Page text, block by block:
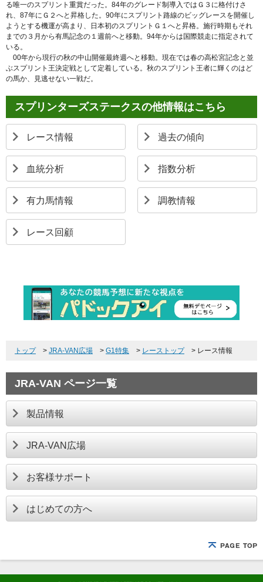
る唯一のスプリント重賞だった。84年のグレード制導入ではＧ３に格付けさ
れ、87年にＧ２へと昇格した。90年にスプリント路線のビッグレースを開催し
ようとする機運が高まり、日本初のスプリントＧ１へと昇格。施行時期もそれ
までの３月から有馬記念の１週前へと移動。94年からは国際競走に指定されて
いる。
00年から現行の秋の中山開催最終週へと移動。現在では春の高松宮記念と並
ぶスプリント王決定戦として定着している。秋のスプリント王者に輝くのはど
の馬か、見逃せない一戦だ。
スプリンターズステークスの他情報はこちら
レース情報 過去の傾向
血統分析 指数分析
有力馬情報 調教情報
レース回顧
トップ> JRA-VAN広場 > G1特集 > レーストップ> レース情報
JRA-VAN ページ一覧
製品情報
JRA-VAN広場
お客様サポート
はじめての方へ